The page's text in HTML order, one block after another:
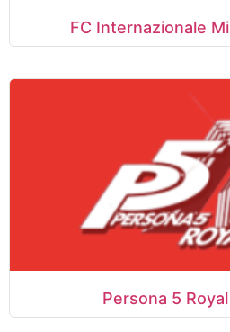
FC Internazionale
Persona 5